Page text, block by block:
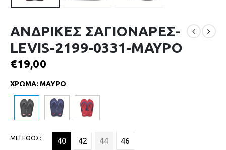
ΑΝΔΡΙΚΕΣ ΣΑΓΙΟΝΑΡΕΣ-
LEVIS-2199-0331-ΜΑΥΡΟ
€19,00
ΧΡΩΜΑ: ΜΑΥΡΟ
ΜΕΓΕΘΟΣ 40 42 44 46